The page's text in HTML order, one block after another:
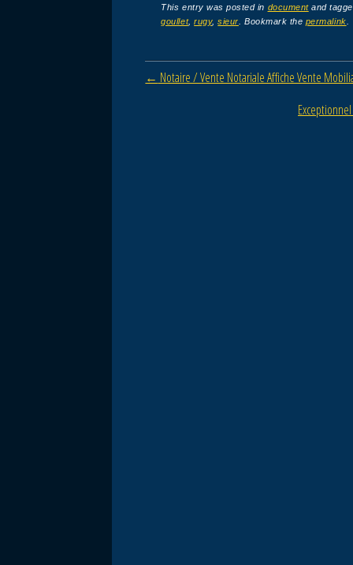
c
e
b
o
tt
er
ail
ta
g
er
This entry was posted in documentand
goullet,rugy,sieur . Bookmark the permalink
Post navigation
← Notaire / Vente Notariale Affiche Vente